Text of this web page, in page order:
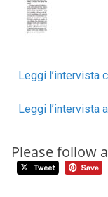
Leggi l’intervista
Leggi l’intervista
Please follow